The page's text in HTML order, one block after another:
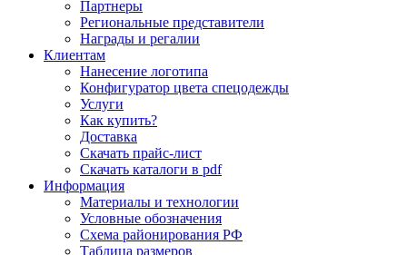
Партнеры
Региональные представители
Награды и регалии
Клиентам
Нанесение логотипа
Конфигуратор цвета спецодежды
Услуги
Как купить?
Доставка
Скачать прайс-лист
Скачать каталоги в pdf
Информация
Материалы и технологии
Условные обозначения
Схема районирования РФ
Таблица размеров